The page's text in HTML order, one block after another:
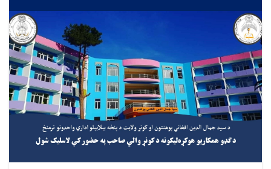
د
درې
بېلابېلو
اداري
واحدونو
ترمنځ
د
گډو
همکاريو
تفاهم‌ليکونه
لاسليک
شول